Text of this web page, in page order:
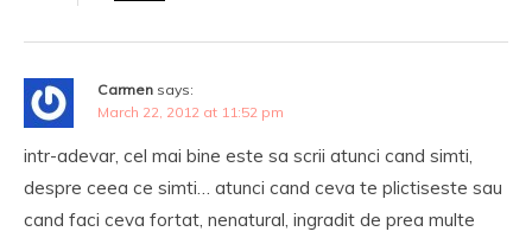
Carmen says:
March 22, 2012 at 11:52 pm
intr-adevar, cel mai bine este sa scrii atunci cand simti,
despre ceea ce simti… atunci cand ceva te plictiseste sau
cand faci ceva fortat, nenatural, ingradit de prea multe